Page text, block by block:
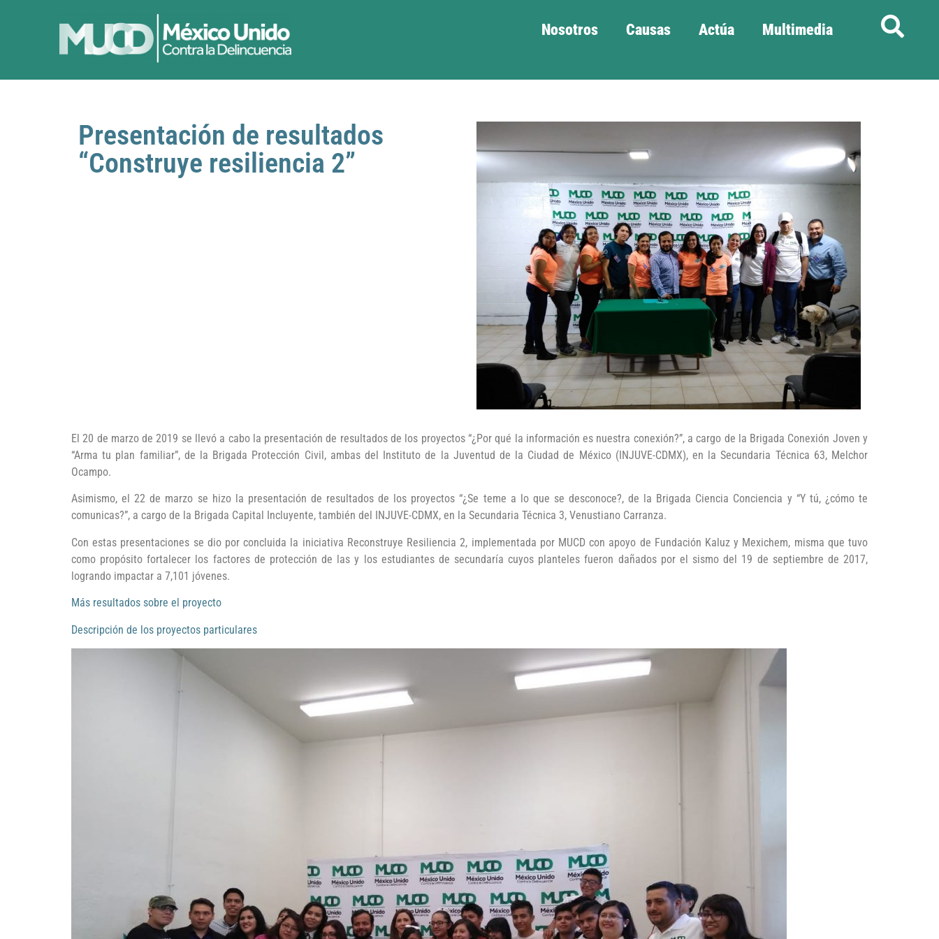
Nosotros Causas Actúa Multimedia
Presentación de resultados
“Construye resiliencia 2”
El 20 de marzo de 2019 se llevó a cabo la presentación de resultados de los proyectos “¿Por qué la información es nuestra conexión?”, a cargo de la Brigada Conexión Joven y
“Arma tu plan familiar”, de la Brigada Protección Civil, ambas del Instituto de la Juventud de la Ciudad de México (INJUVE-CDMX), en la Secundaria Técnica 63, Melchor
Ocampo.
Asimismo, el 22 de marzo se hizo la presentación de resultados de los proyectos “¿Se teme a lo que se desconoce?, de la Brigada Ciencia Conciencia y “Y tú, ¿cómo te
comunicas?”, a cargo de la Brigada Capital Incluyente, también del INJUVE-CDMX, en la Secundaria Técnica 3, Venustiano Carranza.
Con estas presentaciones se dio por concluida la iniciativa Reconstruye Resiliencia 2, implementada por MUCD con apoyo de Fundación Kaluz y Mexichem, misma que tuvo
como propósito fortalecer los factores de protección de las y los estudiantes de secundaría cuyos planteles fueron dañados por el sismo del 19 de septiembre de 2017,
logrando impactar a 7,101 jóvenes.
Más resultados sobre el proyecto
Descripción de los proyectos particulares